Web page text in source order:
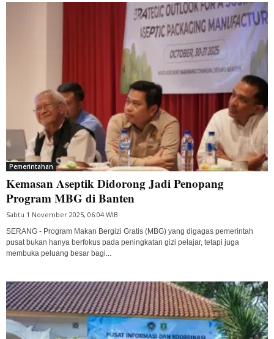
Pemerintahan
Kemasan Aseptik Didorong Jadi Penopang
Program MBG di Banten
Sabtu 1 November 2025, 06:04 WIB
SERANG - Program Makan Bergizi Gratis (MBG) yang digagas pemerintah
pusat bukan hanya berfokus pada peningkatan gizi pelajar, tetapi juga
membuka peluang besar bagi...